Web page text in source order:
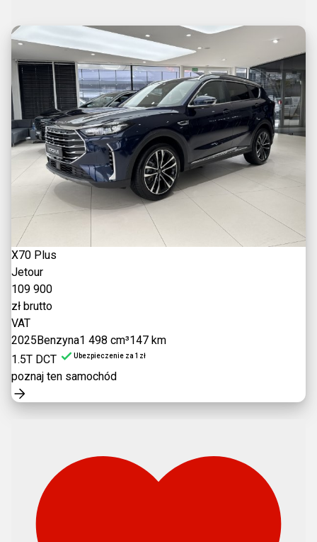
X70 Plus
Jetour
109 900
zł brutto
VAT
2025Benzyna1 498 cm³147 km
1.5T DCT
Ubezpieczenie za 1zł
poznaj ten samochód